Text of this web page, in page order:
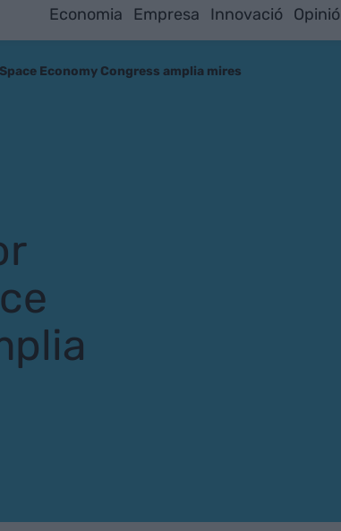
Economia Empresa Innovació Opinió
Economy Congress amplia mires